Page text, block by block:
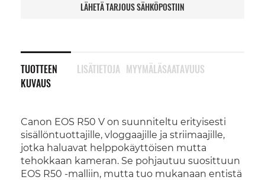
LÄHETÄ TARJOUS SÄHKÖPOSTIIN
TUOTTEEN
KUVAUS
Canon EOS R50 V on suunniteltu erityisesti
sisällöntuottajille, vloggaajille ja striimaajille,
jotka haluavat helppokäyttöisen mutta
tehokkaan kameran. Se pohjautuu suosittuun
EOS R50 -malliin, mutta tuo mukanaan entistä
LISÄTIETOJA MYYMÄLÄSAATAVUUS